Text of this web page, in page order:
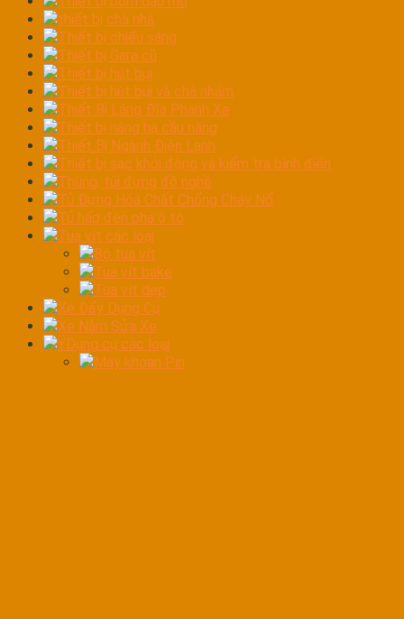
thiết bị chà nhá
Thiết bị chiếu sáng
Thiết bị Gara cũ
Thiết bị hút bụi
Thiết bị hút bụi và chà nhám
Thiết Bị Láng Đĩa Phanh Xe
Thiết bị nâng hạ cầu nâng
Thiết Bị Ngành Điện Lạnh
Thiết bị sạc khởi động và kiểm tra bình điện
Thùng, túi đựng đồ nghề
Tủ Đựng Hóa Chất Chống Cháy Nổ
Tủ hấp đèn pha ô tô
Tua vít các loại
Bộ tua vít
Tua vít bake
Tua vít dẹp
Xe Đẩy Dụng Cụ
Xe Nằm Sửa Xe
YDụng cụ các loại
Máy khoan Pin